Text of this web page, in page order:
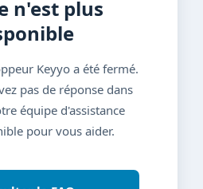
n'est plus
Keyyo a été fermé.
pas de réponse dans
équipe d'assistance
pour vous aider.